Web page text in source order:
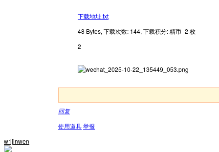
下载地址.txt
48 Bytes, 下载次数: 144, 下载积分: 精币 -2 枚
2
回复
使用道具举报
w1jinwen